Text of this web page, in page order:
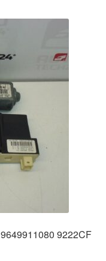
9222CF